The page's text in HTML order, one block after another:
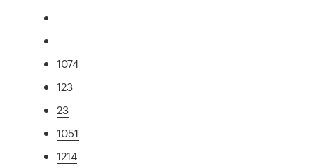
1074
123
23
1051
1214